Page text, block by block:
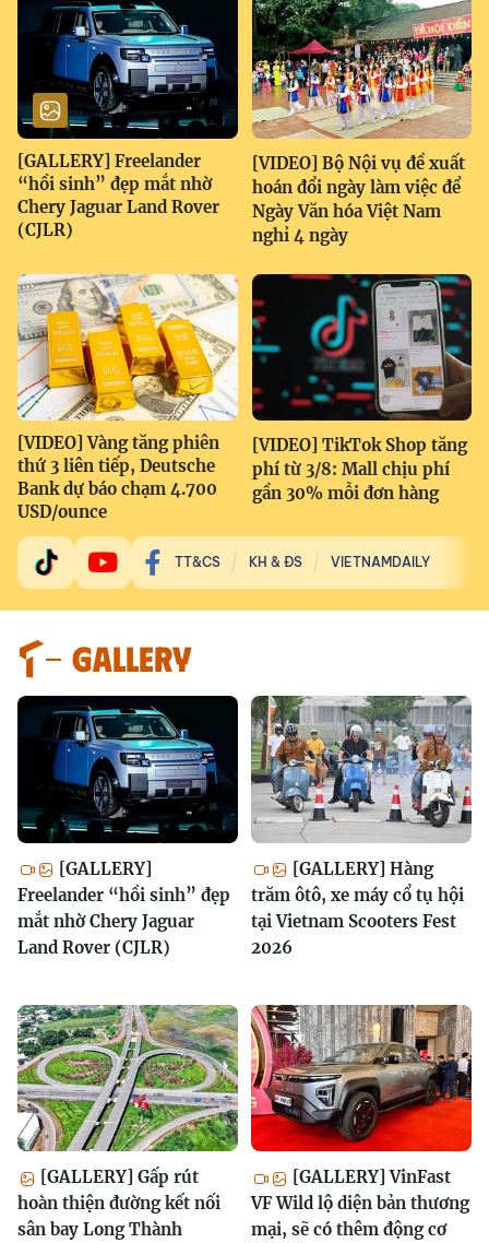
[GALLERY] Freelander
“hồi sinh” đẹp mắt nhờ
Chery Jaguar Land Rover
(CJLR)
[VIDEO] Bộ Nội vụ đề xuất
hoán đổi ngày làm việc để
Ngày Văn hóa Việt Nam
nghỉ 4 ngày
[VIDEO] Vàng tăng phiên
thứ 3 liên tiếp, Deutsche
Bank dự báo chạm 4.700
USD/ounce
[VIDEO] TikTok Shop tăng
phí từ 3/8: Mall chịu phí
gần 30% mỗi đơn hàng
TT&CS KH & ĐS VIETNAMDAILY
GALLERY
[GALLERY]
Freelander “hồi sinh” đẹp
mắt nhờ Chery Jaguar
Land Rover (CJLR)
[GALLERY] Hàng
trăm ôtô, xe máy cổ tụ hội
tại Vietnam Scooters Fest
2026
[GALLERY] Gấp rút
hoàn thiện đường kết nối
sân bay Long Thành
[GALLERY] VinFast
VF Wild lộ diện bản thương
mại, sẽ có thêm động cơ